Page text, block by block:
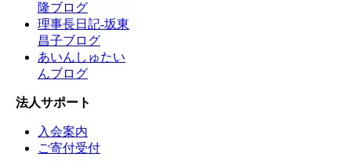
隆ブログ
理事長日記-坂東
昌子ブログ
あいんしゅたい
んブログ
法人サポート
入会案内
ご寄付受付